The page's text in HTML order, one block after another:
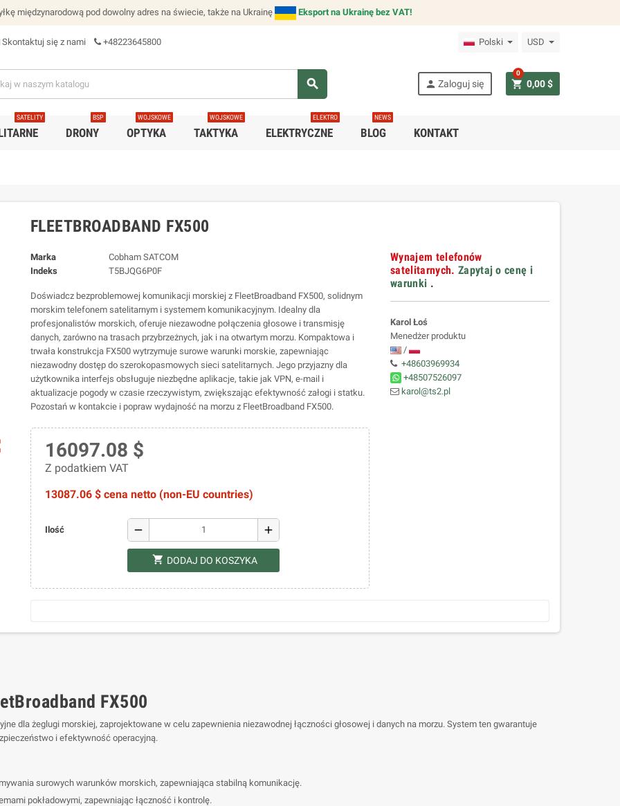
międzynarodową pod dowolny adres na świecie, także na Ukrainę Eksport na Ukrainę bez VAT!
Skontaktuj się z nami +48223645800 Polski USD
search person Zaloguj się shopping_cart 0,00 $
0
SATELITY
DRONY
BSP
OPTYKA
WOJSKOWE
TAKTYKA
WOJSKOWE
ELEKTRYCZNE
ELEKTRO
BLOG
NEWS
KONTAKT
FLEETBROADBAND FX500
Marka
Cobham SATCOM
Indeks
T5BJQG6P0F
Doświadcz bezproblemowej komunikacji morskiej z FleetBroadband FX500, solidnym
morskim telefonem satelitarnym i systemem komunikacyjnym. Idealny dla
profesjonalistów morskich, oferuje niezawodne połączenia głosowe i transmisję
danych, zarówno na trasach przybrzeżnych, jak i na otwartym morzu. Kompaktowa i
trwała konstrukcja FX500 wytrzymuje surowe warunki morskie, zapewniając
niezawodny dostęp do szerokopasmowych sieci satelitarnych. Jego przyjazny dla
użytkownika interfejs obsługuje niezbędne aplikacje, takie jak VPN, e-mail i
aktualizacje pogody w czasie rzeczywistym, zwiększając efektywność załogi i statku.
Pozostań w kontakcie i popraw wydajność na morzu z FleetBroadband FX500.
16097.08 $
Z podatkiem VAT
13087.06 $ cena netto (non-EU countries)
Ilość remove add
shopping_cart DODAJ DO KOSZYKA
Wynajem telefonów
satelitarnych. Zapytaj o cenę i
warunki .
Karol Łoś
Menedżer produktu
/
+48603969934
+48507526097
karol@ts2.pl
FX500
dla żeglugi morskiej, zaprojektowane w celu zapewnienia niezawodnej łączności głosowej i danych na morzu. System ten gwarantuje
i efektywność operacyjną.
surowych warunków morskich, zapewniająca stabilną komunikację.
pokładowymi, zapewniając łączność i kontrolę.